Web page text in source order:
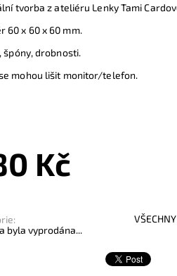
tvorba z ateliéru Lenky Tami
60 x 60 x 60 mm.
špóny, drobnosti.
mohou lišit monitor/telefon.
Kč
byla vyprodána...